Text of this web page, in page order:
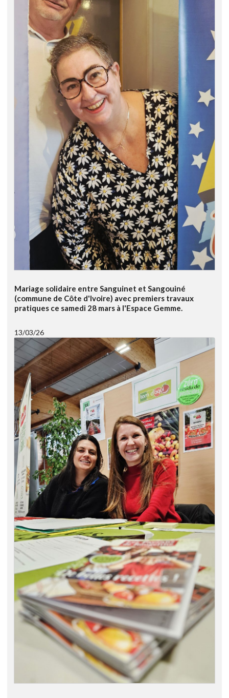
Mariage solidaire entre Sanguinet et Sangouiné
(commune de Côte d'Ivoire) avec premiers travaux
pratiques ce samedi 28 mars à l'Espace Gemme.
13/03/26